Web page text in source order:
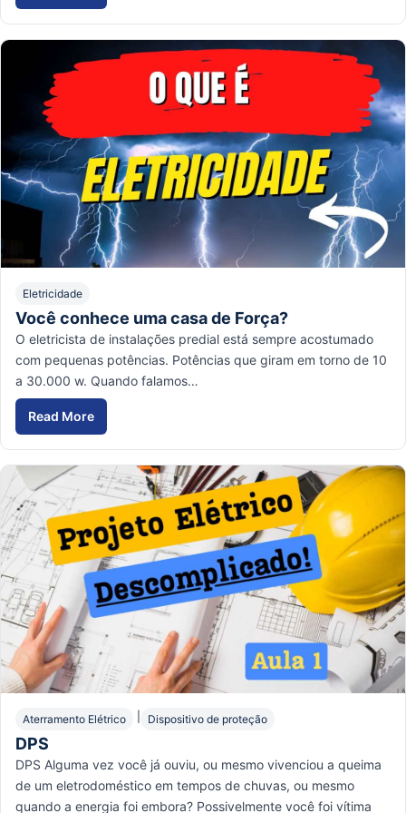
Eletricidade
Você conhece uma casa de Força?
O eletricista de instalações predial está sempre acostumado
com pequenas potências. Potências que giram em torno de 10
a 30.000 w. Quando falamos…
Read More
Aterramento Elétrico Dispositivo de proteção
DPS
DPS Alguma vez você já ouviu, ou mesmo vivenciou a queima
de um eletrodoméstico em tempos de chuvas, ou mesmo
quando a energia foi embora? Possivelmente você foi vítima